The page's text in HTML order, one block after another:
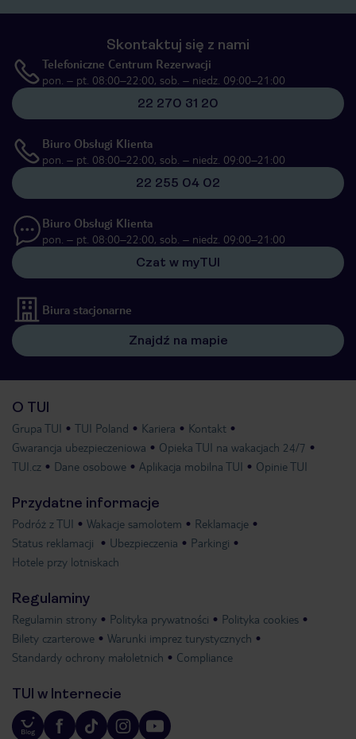
Skontaktuj się z nami
Telefoniczne Centrum Rezerwacji
pon. – pt. 08:00–22:00, sob. – niedz. 09:00–21:00
22 270 31 20
Biuro Obsługi Klienta
pon. – pt. 08:00–22:00, sob. – niedz. 09:00–21:00
22 255 04 02
Biuro Obsługi Klienta
pon. – pt. 08:00–22:00, sob. – niedz. 09:00–21:00
Czat w myTUI
Biura stacjonarne
Znajdź na mapie
O TUI
Grupa TUI TUI Poland Kariera
Kontakt
Gwarancja ubezpieczeniowa
Opieka TUI na wakacjach 24/7
TUI.cz
Dane osobowe Aplikacja mobilna TUI Opinie TUI
Przydatne informacje
Podróż z TUI Wakacje samolotem
Reklamacje
Status reklamacji
Ubezpieczenia
Parkingi
Hotele przy lotniskach
Regulaminy
Regulamin strony Polityka prywatności
Polityka cookies
Bilety czarterowe
Warunki imprez turystycznych
Standardy ochrony małoletnich
Compliance
TUI w Internecie